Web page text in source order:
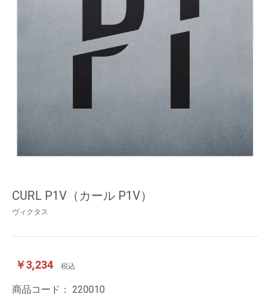
CURL P1V（カール P1V）
ヴィクタス
￥3,234 税込
商品コード： 220010